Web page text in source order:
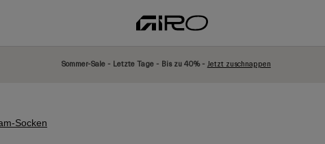
Sommer-Sale - Letzte Tage - Bis zu 40% - Jetzt zuschnappen
Socken